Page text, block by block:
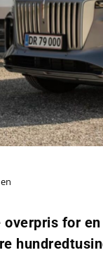
overpris for